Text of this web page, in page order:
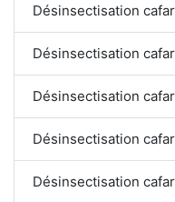
Désinsectisation
Désinsectisation
Désinsectisation
Désinsectisation
Désinsectisation